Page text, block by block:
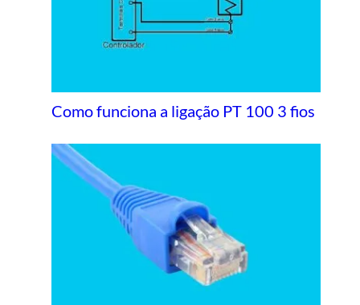
Como funciona a ligação PT 100 3 fios